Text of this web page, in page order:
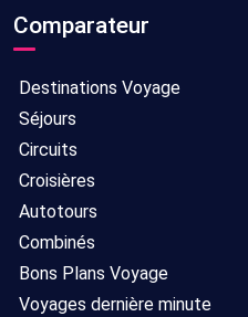
Comparateur
Destinations Voyage
Séjours
Circuits
Croisières
Autotours
Combinés
Bons Plans Voyage
Voyages dernière minute